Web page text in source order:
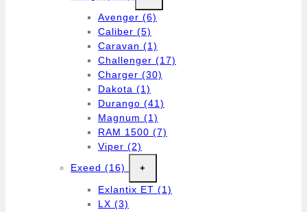
Avenger (6)
Caliber (5)
Caravan (1)
Challenger (17)
Charger (30)
Dakota (1)
Durango (41)
Magnum (1)
RAM 1500 (7)
Viper (2)
Exeed (16) +
Exlantix ET (1)
LX (3)